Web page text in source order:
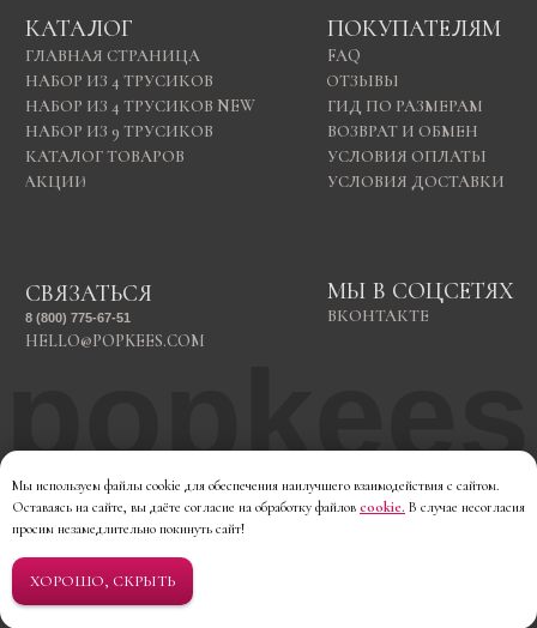
Мы используем файлы cookie для обеспечения наилучшего взаимодействия с сайтом.
Оставаясь на сайте, вы даёте согласие на обработку файлов cookie. В случае несогласия
просим незамедлительно покинуть сайт!
ХОРОШО, СКРЫТЬ
© 2026 Все права защищены